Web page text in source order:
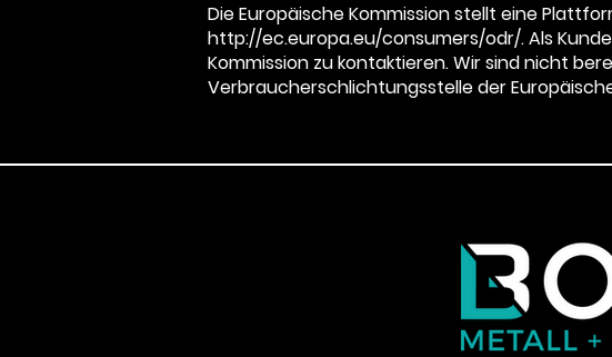
Die Europäische Kommission stellt eine
http://ec.europa.eu/consumers/odr/.Als
Kommission zu kontaktieren. Wir sind nicht
Verbraucherschlichtungsstelle der